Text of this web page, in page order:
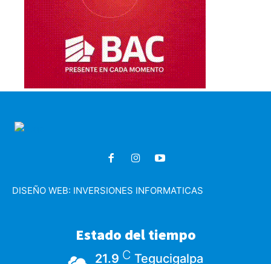
DISEÑO WEB: INVERSIONES INFORMATICAS
Estado del tiempo
21.9 C Tegucigalpa